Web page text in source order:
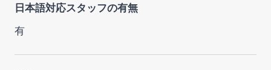
日本語対応スタッフの有無
有